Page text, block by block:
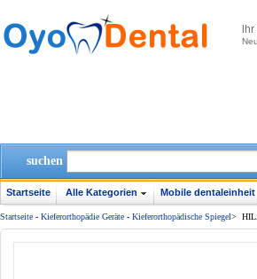
suchen
Startseite Alle Kategorien Mobile dentaleinheit
Startseite - Kieferorthopädie Geräte - Kieferorthopädische Spiegel>